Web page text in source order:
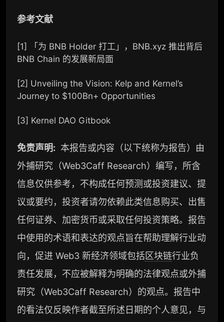
词库（支持报告内术语悬浮释义）
每日内参消息推送
图解推送（热门数据、精华图）
研究方向沟通与反馈
参考文献
[1]
「为 BNB Holder 打工」，BNB.xyz 推出背后
BNB Chain 的发展新局面
[2] Unveiling the Vision: Kelp and Kernel’s
Journey to $100Bn+ Opportunities
[3] Kernel DAO Gitbook
免责声明: 本报告或内容（以下统称为报告）由
外捕研究（Web3Caff Research）编写，所含
信息仅供参考，不构成任何预测或投资建议、提
议或要约，投资者请勿依赖此类信息购买、出售
任何证券、加密货币或采取任何投资策略。报告
中使用的术语和表达的观点旨在帮助理解行业动
向，促进 Web3 新经济领域包括区块链行业负
责任发展，不应被解释为明确的法律观点或外捕
研究（Web3Caff Research）的观点。报告中
的看法仅反映作者截至所述日期的个人意见，与